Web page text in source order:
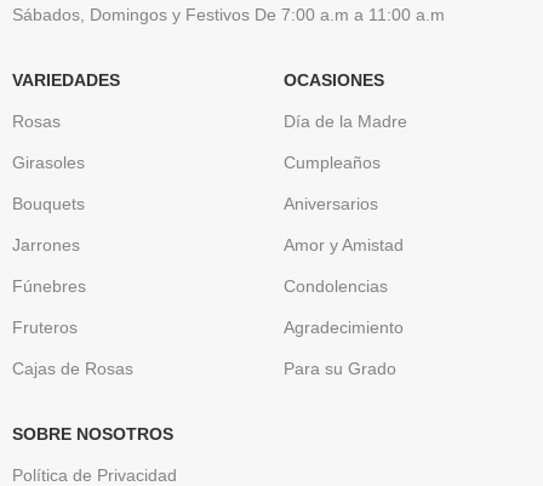
Sábados, Domingos y Festivos De 7:00 a.m a 11:00 a.m
VARIEDADES
Rosas
Girasoles
Bouquets
Jarrones
Fúnebres
Fruteros
Cajas de Rosas
OCASIONES
Día de la Madre
Cumpleaños
Aniversarios
Amor y Amistad
Condolencias
Agradecimiento
Para su Grado
SOBRE NOSOTROS
Política de Privacidad